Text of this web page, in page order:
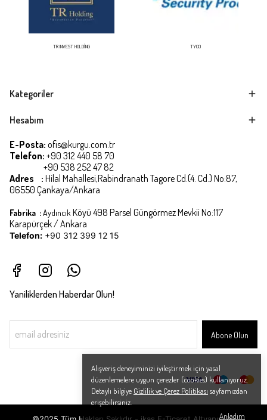
Alışveriş deneyiminizi iyileştirmek için yasal
düzenlemelere uygun çerezler (cookies) kullanıyoruz.
Detaylı bilgiye Gizlilik ve Çerez Politikası sayfamızdan
erişebilirsiniz.
Anladım
TR INVEST HOLDİNG TYCO
Kategoriler
Hesabım
E-Posta: ofis@kurgu.com.tr
Telefon: +90 312 440 58 70
+90 538 252 47 82
Adres : Hilal Mahallesi,Rabindranath Tagore Cd.(4. Cd.) No:87,
06550 Çankaya/Ankara
Fabrika :Aydıncık Köyü 498 Parsel Güngörmez Mevkii No:117
Karapürçek / Ankara
Telefon: +90 312 399 12 15
Yaniliklerden Haberdar Olun!
Abone Olun